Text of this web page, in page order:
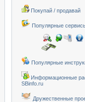
Покупай / продавай
Популярные
Популярные
Информационные
SBinfo.ru
Дружественные